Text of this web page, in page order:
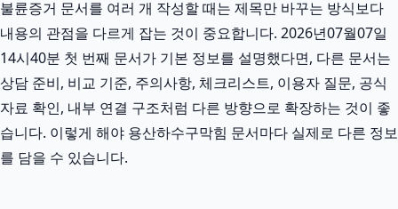
불륜증거 문서를 여러 개 작성할 때는 제목만 바꾸는 방식보다
내용의 관점을 다르게 잡는 것이 중요합니다. 2026년07월07일
14시40분 첫 번째 문서가 기본 정보를 설명했다면, 다른 문서는
상담 준비, 비교 기준, 주의사항, 체크리스트, 이용자 질문, 공식
자료 확인, 내부 연결 구조처럼 다른 방향으로 확장하는 것이 좋
습니다. 이렇게 해야 용산하수구막힘 문서마다 실제로 다른 정보
를 담을 수 있습니다.